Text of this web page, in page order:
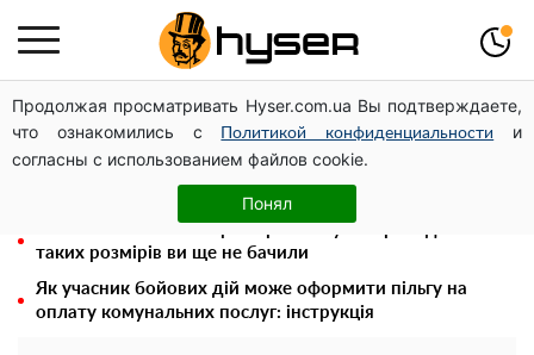
Продолжая просматривать Hyser.com.ua Вы подтверждаете,
что ознакомились с
Политикой конфиденциальности
и
согласны с использованием файлов cookie.
Понял
Дрони із націнкою: Олександр Конотопський вивів
мільйони оборонного бюджету через фіктивну фірму в
Естонії
4 знаки Зодіаку, яким краще не довіряти свої секрети
таких розмірів ви ще не бачили
Як учасник бойових дій може оформити пільгу на
оплату комунальних послуг: інструкція